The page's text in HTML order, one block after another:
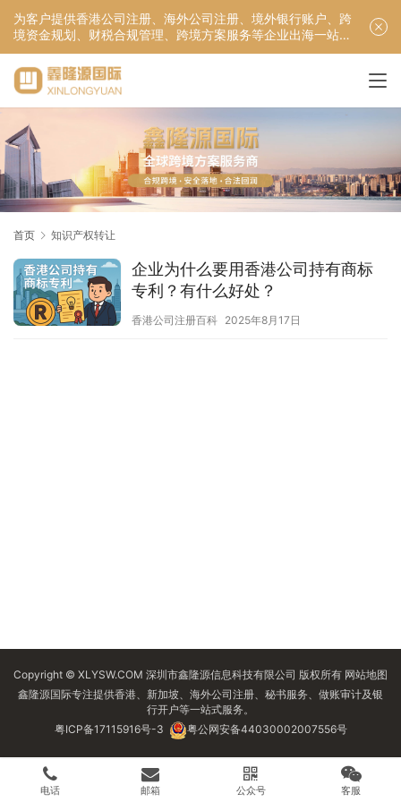
为客户提供香港公司注册、海外公司注册、境外银行账户、跨
境资金规划、财税合规管理、跨境方案服务等企业出海一站式
服务！
首页 知识产权转让
企业为什么要用香港公司持有商标
专利？有什么好处？
香港公司注册百科 2025年8月17日
Copyright © XLYSW.COM 深圳市鑫隆源信息科技有限公司 版权所有 网站地图
鑫隆源国际专注提供香港、新加坡、海外公司注册、秘书服务、做账审计及银
行开户等一站式服务。
粤ICP备17115916号-3
粤公网安备44030002007556号
电话 邮箱 公众号 客服